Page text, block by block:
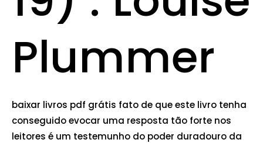
Plummer
baixar livros pdf grátis fato de que este livro tenha
conseguido evocar uma resposta tão forte nos
leitores é um testemunho do poder duradouro da